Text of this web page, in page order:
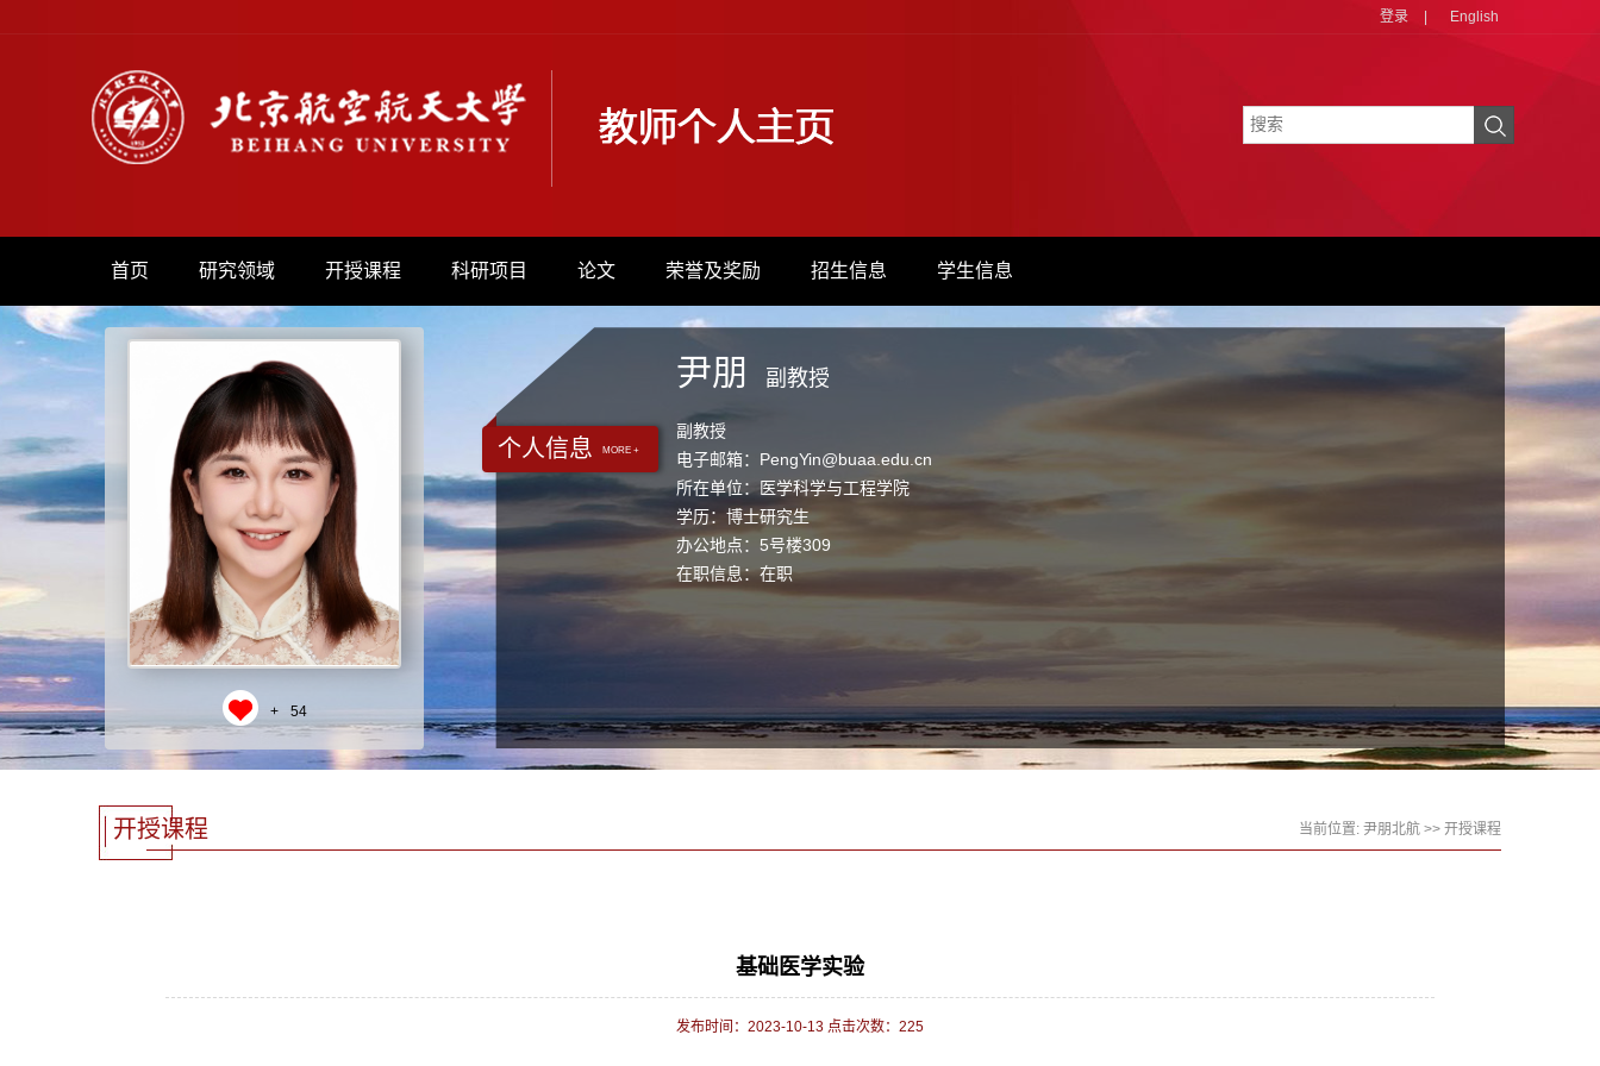
登录 English
首页 研究领域 开授课程 科研项目 论文 荣誉及奖励 招生信息 学生信息
+ 54
个人信息 MORE +
尹朋 副教授
副教授
电子邮箱： PengYin@buaa.edu.cn
所在单位：医学科学与工程学院
学历：博士研究生
办公地点：5号楼309
在职信息：在职
开授课程 当前位置: 尹朋北航 >> 开授课程
基础医学实验
发布时间：2023-10-13 点击次数： 225